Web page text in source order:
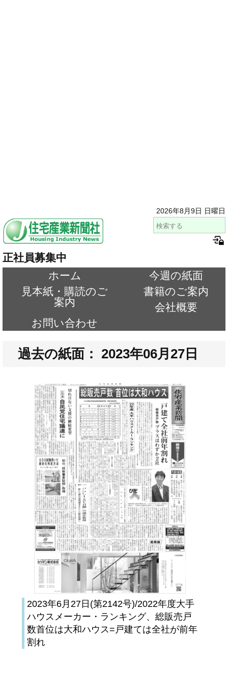
2026年8月9日 日曜日
正社員募集中
ホーム
今週の紙面
見本紙・購読のご
案内
書籍のご案内
会社概要
お問い合わせ
過去の紙面： 2023年06月27日
2023年6月27日(第2142号)/2022年度大手
ハウスメーカー・ランキング、総販売戸
数首位は大和ハウス=戸建ては全社が前年
割れ